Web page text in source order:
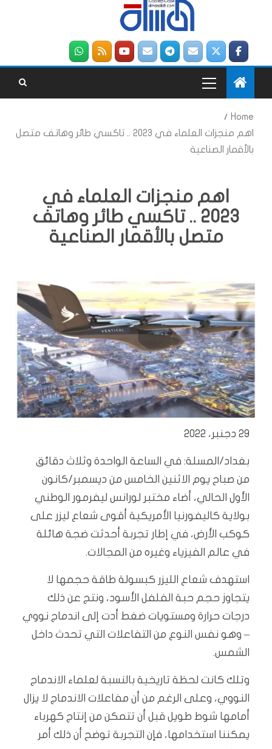
Home
اهم منجزات العلماء في 2023 .. تاكسي طائر وهاتف متصل
بالأقمار الصناعية
اهم منجزات العلماء في
2023 .. تاكسي طائر وهاتف
متصل بالأقمار الصناعية
29 دجنبر، 2022
بغداد/المسلة: في الساعة الواحدة وثلاث دقائق
من صباح يوم الاثنين الخامس من ديسمبر/كانون
الأول الحالي، أضاء مختبر لورانس ليفرمور الوطني
بولاية كاليفورنيا الأمريكية أقوى شعاع ليزر على
كوكب الأرض، في إطار تجربة أحدثت ضجة هائلة
في عالم الفيزياء وغيره من المجالات.
استهدف شعاع الليزر كبسولة طاقة حجمها لا
يتجاوز حجم حبة الفلفل الأسود، ونتج عن ذلك
درجات حرارة ومستويات ضغط أدت إلى اندماج نووي
– وهو نفس النوع من التفاعلات التي تحدث داخل
الشمس.
وتلك كانت لحظة تاريخية بالنسبة لعلماء الاندماج
النووي، وعلى الرغم من أن مفاعلات الاندماج لا يزال
أمامها شوط طويل قبل أن تتمكن من إنتاج كهرباء
يمكننا استخدامها، فإن التجربة توضح أن ذلك أمر